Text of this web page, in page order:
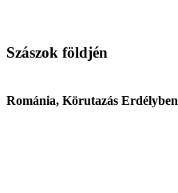
Szászok földjén
Románia, Körutazás Erdélyben